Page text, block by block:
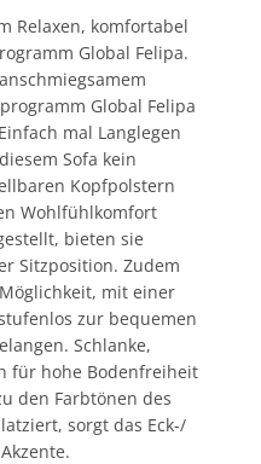
Relaxen, komfortabel
Global Felipa.
Global Felipa
mal Langlegen
Sofa kein
Kopfpolstern
Wohlfühlkomfort
bieten sie
Sitzposition. Zudem
mit einer
zur bequemen
Schlanke,
für hohe Bodenfreiheit
den Farbtönen des
sorgt das Eck-/